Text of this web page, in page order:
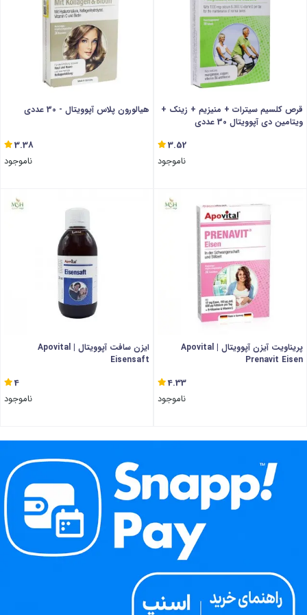
قرص کلسیم سیترات + منیزیم + زینک +
ویتامین دی آپوویتال 30 عددی
3.52
ناموجود
هیالورون پلاس آپوویتال - 30 عددی
3.38
ناموجود
پریناویت آیزن آپوویتال | Apovital
Prenavit Eisen
4.33
ناموجود
ایزن سافت آپوویتال | Apovital
Eisensaft
4
ناموجود